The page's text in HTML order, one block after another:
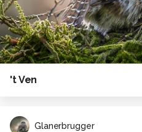
't Ven
Glanerbrugger